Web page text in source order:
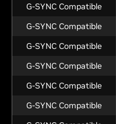
G-SYNC Compatible
G-SYNC Compatible
G-SYNC Compatible
G-SYNC Compatible
G-SYNC Compatible
G-SYNC Compatible